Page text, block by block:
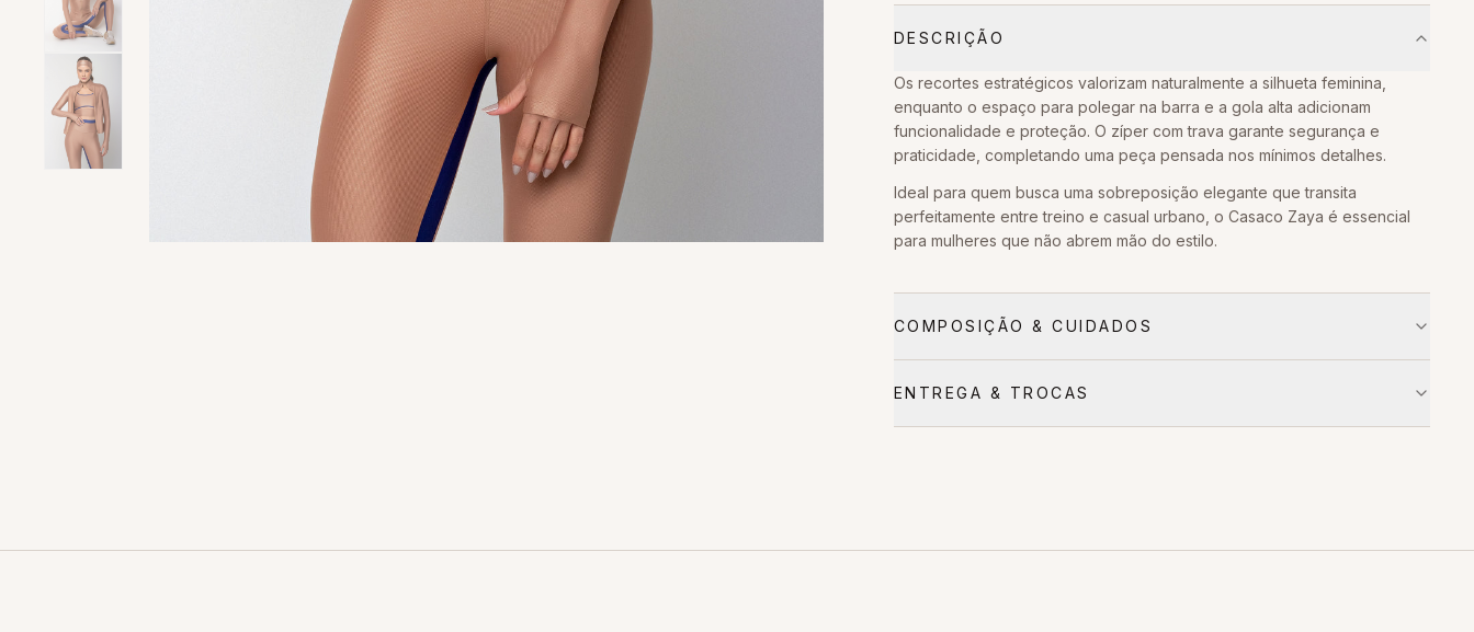
DESCRIÇÃO
Os recortes estratégicos valorizam naturalmente a silhueta feminina,
enquanto o espaço para polegar na barra e a gola alta adicionam
funcionalidade e proteção. O zíper com trava garante segurança e
praticidade, completando uma peça pensada nos mínimos detalhes.
Ideal para quem busca uma sobreposição elegante que transita
perfeitamente entre treino e casual urbano, o Casaco Zaya é essencial
para mulheres que não abrem mão do estilo.
COMPOSIÇÃO & CUIDADOS
ENTREGA & TROCAS